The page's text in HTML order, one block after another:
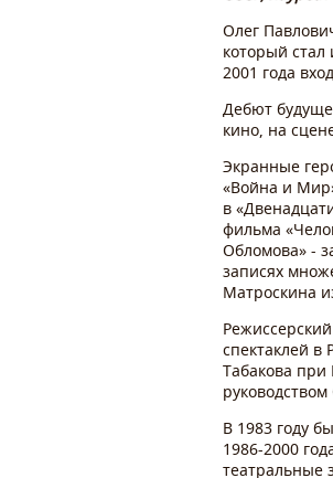
Олег
который стал
2001 года
Дебют
кино, на
Экранные
«Война и
в
фильма
Обломова» -
записях
Матроскина
спектаклей в
Табакова при
В 1983 году
1986-2000
театральные